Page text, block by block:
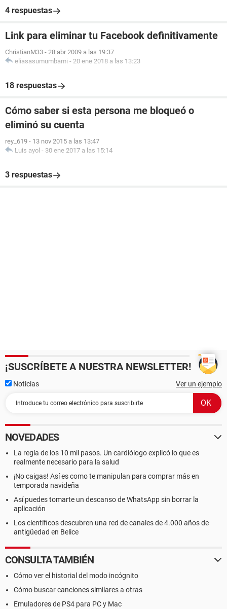
4 respuestas
Link para eliminar tu Facebook definitivamente
ChristianM33 - 28 abr 2009 a las 19:37
eliasasumumbami - 20 ene 2018 a las 13:23
18 respuestas
Cómo saber si esta persona me bloqueó o
eliminó su cuenta
rey_619 - 13 nov 2015 a las 13:47
Luis ayol - 30 ene 2017 a las 15:14
3 respuestas
¡SUSCRÍBETE A NUESTRA NEWSLETTER!
Noticias Ver un ejemplo
NOVEDADES
La regla de los 10 mil pasos. Un cardiólogo explicó lo que es
realmente necesario para la salud
¡No caigas! Así es como te manipulan para comprar más en
temporada navideña
Así puedes tomarte un descanso de WhatsApp sin borrar la
aplicación
Los científicos descubren una red de canales de 4.000 años de
antigüedad en Belice
CONSULTA TAMBIÉN
Cómo ver el historial del modo incógnito
Cómo buscar canciones similares a otras
Emuladores de PS4 para PC y Mac